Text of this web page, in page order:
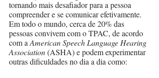
tornando mais desafiador para a pessoa
compreender e se comunicar efetivamente.
Em todo o mundo, cerca de 20% das
pessoas convivem com o TPAC, de acordo
com a American Speech Language Hearing
Association (ASHA) e podem experimentar
outras dificuldades no dia a dia como: